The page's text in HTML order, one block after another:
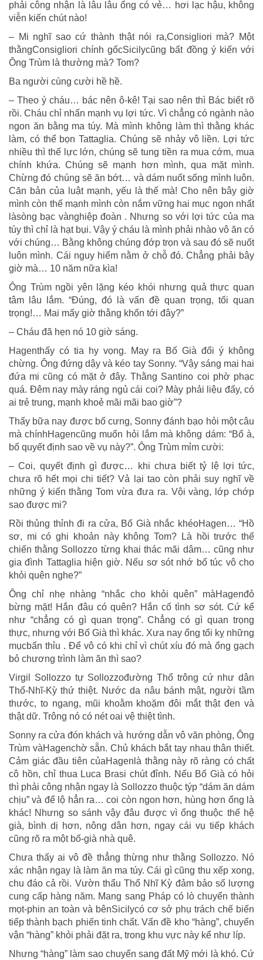
phải công nhận là lâu lâu ổng có vẻ… hơi lạc hậu, không
viễn kiến chút nào!
– Mi nghĩ sao cứ thành thật nói ra,Consigliori mà? Một
thằngConsigliori chính gốcSicilycũng bất đồng ý kiến với
Ông Trùm là thường mà? Tom?
Ba người cùng cười hề hề.
– Theo ý cháu… bác nên ô-kê! Tại sao nên thì Bác biết rõ
rồi. Cháu chỉ nhấn mạnh vụ lợi tức. Vì chẳng có ngành nào
ngon ăn bằng ma túy. Mà mình không làm thì thằng khác
làm, có thể bọn Tattaglia. Chúng sẽ nhảy vô liền. Lợi tức
nhiều thì thế lực lớn, chúng sẽ tung tiền ra mua cớm, mua
chính khứa. Chúng sẽ mạnh hơn mình, qua mặt mình.
Chừng đó chúng sẽ ăn bớt… và dám nuốt sống mình luôn.
Căn bản của luật mạnh, yếu là thế mà! Cho nên bây giờ
mình còn thế mạnh mình còn nắm vững hai mục ngon nhất
làsòng bạc vànghiệp đoàn . Nhưng so với lợi tức của ma
túy thì chỉ là hạt bụi. Vậy ý cháu là mình phải nhào vô ăn có
với chúng… Bằng không chúng đớp trọn và sau đó sẽ nuốt
luôn mình. Cái nguy hiểm nằm ở chỗ đó. Chẳng phải bây
giờ mà… 10 năm nữa kìa!
Ông Trùm ngồi yên lặng kéo khói nhưng quả thực quan
tâm lâu lắm. “Đúng, đó là vấn đề quan trọng, tối quan
trọng!… Mai mấy giờ thằng khốn tới đây?”
– Cháu đã hẹn nó 10 giờ sáng.
Hagenthấy có tia hy vọng. May ra Bố Già đổi ý không
chừng. Ông đứng dậy và kéo tay Sonny. “Vậy sáng mai hai
đứa mi cũng có mặt ở đây. Thằng Santino coi phờ phạc
quá. Đêm nay mày ráng ngủ cái coi? Mày phải liệu đấy, có
ai trẻ trung, mạnh khoẻ mãi mãi bao giờ”?
Thấy bữa nay được bố cưng, Sonny đánh bạo hỏi một câu
mà chínhHagencũng muốn hỏi lắm mà không dám: “Bố à,
bố quyết định sao về vụ này?”. Ông Trùm mỉm cười:
– Coi, quyết định gì được… khi chưa biết tỷ lệ lợi tức,
chưa rõ hết mọi chi tiết? Vả lại tao còn phải suy nghĩ về
những ý kiến thằng Tom vừa đưa ra. Vội vàng, lớp chớp
sao được mi?
Rồi thủng thỉnh đi ra cửa, Bố Già nhắc khéoHagen… “Hồ
sơ, mi có ghi khoản này không Tom? Là hồi trước thế
chiến thằng Sollozzo từng khai thác mãi dâm… cũng như
gia đình Tattaglia hiện giờ. Nếu sơ sót nhớ bổ túc vô cho
khỏi quên nghe?”
Ông chỉ nhẹ nhàng “nhắc cho khỏi quên” màHagenđỏ
bừng mặt! Hắn đâu có quên? Hắn cố tình sơ sót. Cứ kể
như “chẳng có gì quan trọng”. Chẳng có gì quan trọng
thực, nhưng với Bố Già thì khác. Xưa nay ổng tối kỵ những
mụcbẩn thỉu . Để vô có khi chỉ vì chút xíu đó mà ổng gạch
bỏ chương trình làm ăn thì sao?
Virgil Sollozzo tự Sollozzođường Thổ trông cứ như dân
Thổ-Nhĩ-Kỳ thứ thiệt. Nước da nâu bánh mật, người tầm
thước, to ngang, mũi khoằm khoặm đôi mắt thật đen và
thật dữ. Trông nó có nét oai vệ thiệt tình.
Sonny ra cửa đón khách và hướng dẫn vô văn phòng, Ông
Trùm vàHagenchờ sẵn. Chủ khách bắt tay nhau thân thiết.
Cảm giác đầu tiên củaHagenlà thằng này rõ ràng có chất
cô hồn, chỉ thua Luca Brasi chút đỉnh. Nếu Bố Già có hỏi
thì phải công nhận ngay là Sollozzo thuộc týp “dám ăn dám
chịu” và để lộ hẳn ra… coi còn ngon hơn, hùng hơn ổng là
khác! Nhưng so sánh vậy đâu được vì ổng thuộc thế hệ
già, bình dị hơn, nông dân hơn, ngay cái vụ tiếp khách
cũng rõ ra một bố-già nhà quê.
Chưa thấy ai vô đề thẳng thừng như thằng Sollozzo. Nó
xác nhận ngay là làm ăn ma túy. Cái gì cũng thu xếp xong,
chu đáo cả rồi. Vườn thẩu Thổ Nhĩ Kỳ đảm bảo số lượng
cung cấp hàng năm. Mang sang Pháp có lò chuyển thành
mọt-phin an toàn và bênSicilycó cơ sở phụ trách chế biến
tiếp thành bạch phiến tinh chất. Vấn đề kho “hàng”, chuyển
vận “hàng” khỏi phải đặt ra, trong khu vực này kể như líp.
Nhưng “hàng” làm sao chuyển sang đất Mỹ mới là khó. Cứ